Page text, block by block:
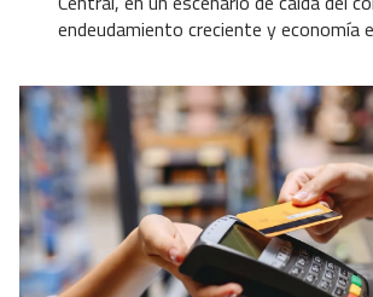
endeudamiento creciente y economía